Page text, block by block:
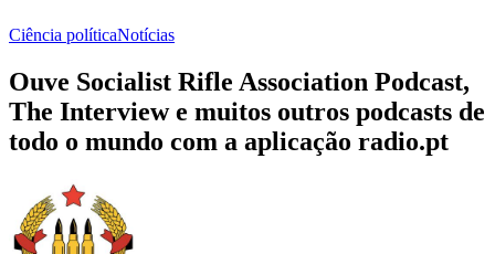
Ciência políticaNotícias
Ouve Socialist Rifle Association Podcast,
The Interview e muitos outros podcasts de
todo o mundo com a aplicação radio.pt